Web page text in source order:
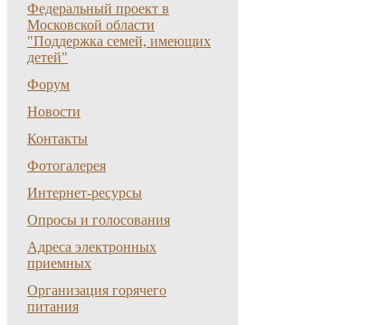
Федеральный проект в
Московской области
"Поддержка семей, имеющих
детей"
Форум
Новости
Контакты
Фотогалерея
Интернет-ресурсы
Опросы и голосования
Адреса электронных
приемных
Организация горячего
питания